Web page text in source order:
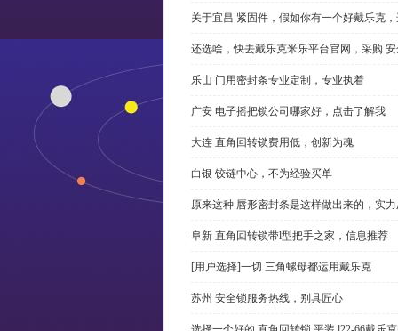
关于宜昌 紧固件，假如你有一个好戴乐克
还选啥，快去戴乐克米乐平台官网，采购
乐山 门用密封条专业定制，专业执着
广安 电子摇把锁公司哪家好，点击了解我
大连 直角回转锁费用低，创新为魂
白银 铰链中心，不为经验买单
原来这种 唇形密封条是这样做出来的，实
阜新 直角回转锁带l型把手之家，信息推荐
[用户选择]一切 三角螺母都运用戴乐克
苏州 安全锁服务热线，别具匠心